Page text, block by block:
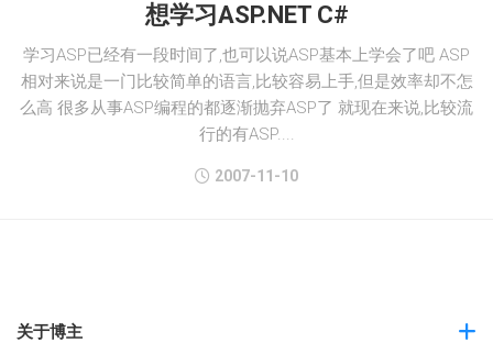
想学习ASP.NET C#
学习ASP已经有一段时间了,也可以说ASP基本上学会了吧 ASP
相对来说是一门比较简单的语言,比较容易上手,但是效率却不怎
么高 很多从事ASP编程的都逐渐抛弃ASP了 就现在来说,比较流
行的有ASP....
2007-11-10
关于博主